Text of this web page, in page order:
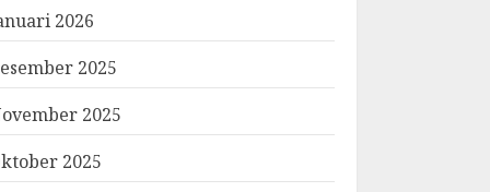
2026
2025
2025
2025